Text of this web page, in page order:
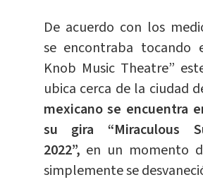
De acuerdo con los
se encontraba tocando
Knob Music Theatre”
ubica cerca de la ciudad
mexicano se encuentra
su gira “Miraculous
2022”, en un momento
simplemente se